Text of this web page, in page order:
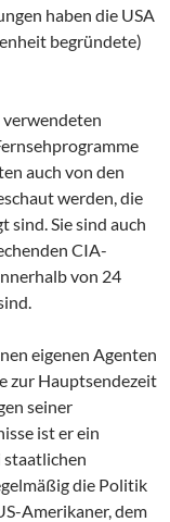
haben die USA
begründete)
auch von den
werden, die
sind. Sie sind auch
CIA-
von 24
eigenen Agenten
zur Hauptsendezeit
seiner
ist er ein
staatlichen
die Politik
Amerikaner, dem